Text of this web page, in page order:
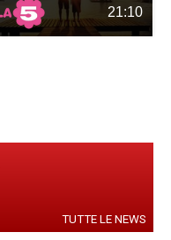
21:10
TUTTE LE NEWS